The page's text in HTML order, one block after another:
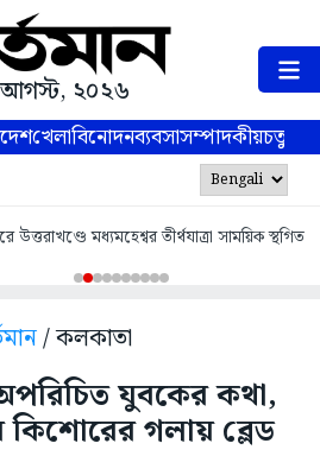
২০২৬
খেলাবিনোদনব্যবসাসম্পাদকীয়
মধ্যমহেশ্বর তীর্থযাত্রা সাময়িক স্থগিত
/ কলকাতা
যুবকের কথা,
কিশোরের গলায় ব্লেড